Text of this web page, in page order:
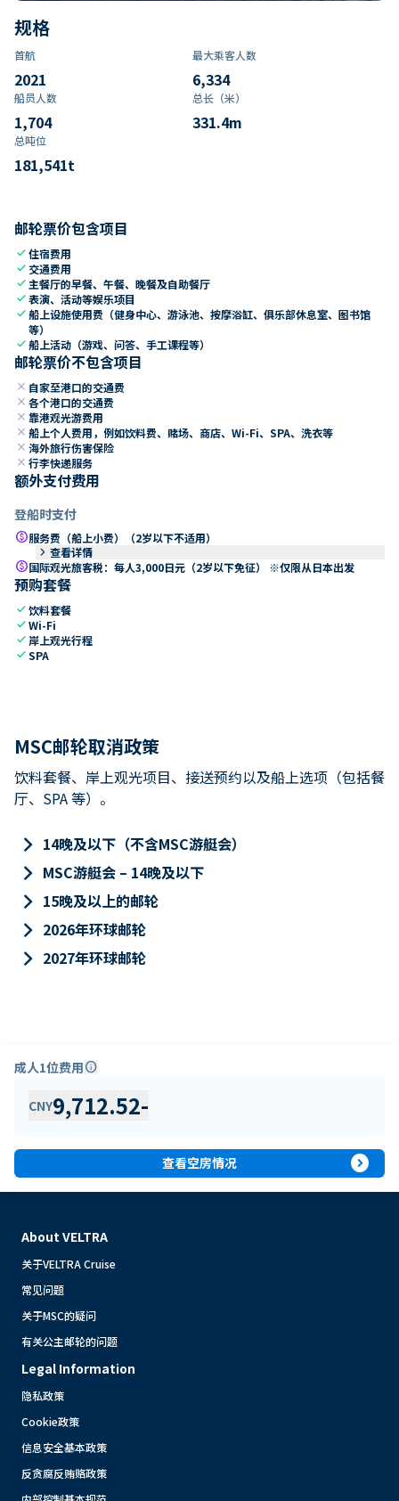
规格
首航
2021
最大乘客人数
6,334
船员人数
1,704
总长（米）
331.4m
总吨位
181,541t
邮轮票价包含项目
check住宿费用
check 交通费用
check 主餐厅的早餐、午餐、晚餐及自助餐厅
check表演、活动等娱乐项目
check船上设施使用费（健身中心、游泳池、按摩浴缸、俱乐部休息室、图书馆
等）
check船上活动（游戏、问答、手工课程等）
邮轮票价不包含项目
close 自家至港口的交通费
close 各个港口的交通费
close 靠港观光游费用
close 船上个人费用，例如饮料费、赌场、商店、Wi-Fi、SPA、洗衣等
close 海外旅行伤害保险
close 行李快递服务
额外支付费用
登船时支付
paid服务费（船上小费）（2岁以下不适用）
keyboard_arrow_right 查看详情
paid国际观光旅客税：每人3,000日元（2岁以下免征） ※仅限从日本出发
预购套餐
check饮料套餐
checkWi-Fi
check 岸上观光行程
checkSPA
MSC邮轮取消政策
饮料套餐、岸上观光项目、接送预约以及船上选项（包括餐
厅、SPA 等）。
keyboard_arrow_right 14晚及以下（不含MSC游艇会）
keyboard_arrow_right MSC游艇会 – 14晚及以下
keyboard_arrow_right 15晚及以上的邮轮
keyboard_arrow_right 2026年环球邮轮
keyboard_arrow_right 2027年环球邮轮
成人1位费用info
CNY9,712.52-
查看空房情况 expand_circle_right
About VELTRA
关于VELTRA Cruise
常见问题
关于MSC的疑问
有关公主邮轮的问题
Legal Information
隐私政策
Cookie政策
信息安全基本政策
反贪腐反贿赂政策